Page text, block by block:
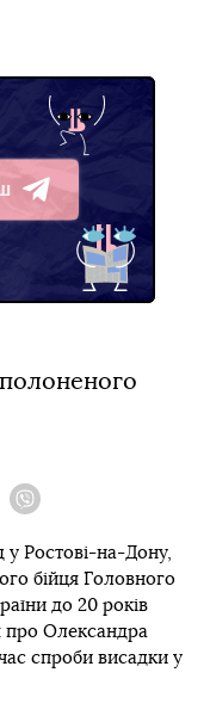
у Ростові-на-Дону,
бійця Головного
до 20 років
про Олександра
спроби висадки у